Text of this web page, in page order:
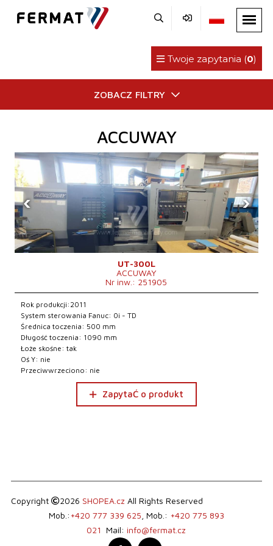
Twoje zapytania (0)
ZOBACZ FILTRY
ACCUWAY
‹ ›
UT-300L
ACCUWAY
Nr inw.: 251905
Rok produkcji:2011
System sterowania Fanuc: 0i - TD
Średnica toczenia: 500 mm
Długość toczenia: 1090 mm
Łoże skośne: tak
Oś Y: nie
Przeciwwrzeciono: nie
ZapytaĆ o produkt
Copyright 2026 SHOPEA.cz All Rights Reserved
Mob.:+420 777 339 625 , Mob.: +420 775 893
021 Mail: info@fermat.cz